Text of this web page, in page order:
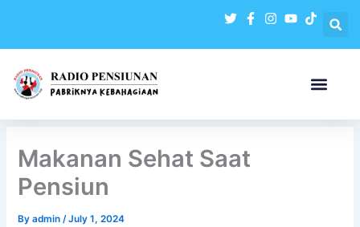
content
Makanan Sehat Saat
Pensiun
Byadmin/July 1, 2024